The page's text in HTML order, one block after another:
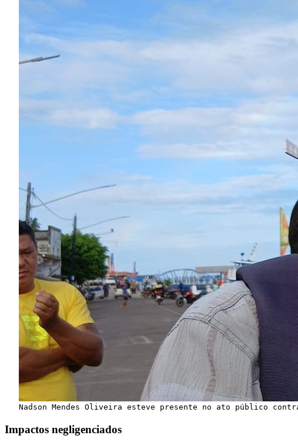
Nadson Mendes Oliveira esteve presente no ato público
Impactos negligenciados